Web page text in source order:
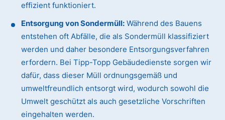
effizient funktioniert.
Entsorgung von Sondermüll: Während des Bauens
entstehen oft Abfälle, die als Sondermüll klassifiziert
werden und daher besondere Entsorgungsverfahren
erfordern. Bei Tipp-Topp Gebäudedienste sorgen wir
dafür, dass dieser Müll ordnungsgemäß und
umweltfreundlich entsorgt wird, wodurch sowohl die
Umwelt geschützt als auch gesetzliche Vorschriften
eingehalten werden.